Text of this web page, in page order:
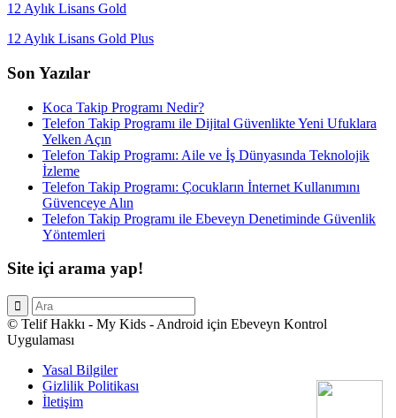
12 Aylık Lisans Gold
12 Aylık Lisans Gold Plus
Son Yazılar
Koca Takip Programı Nedir?
Telefon Takip Programı ile Dijital Güvenlikte Yeni Ufuklara
Yelken Açın
Telefon Takip Programı: Aile ve İş Dünyasında Teknolojik
İzleme
Telefon Takip Programı: Çocukların İnternet Kullanımını
Güvenceye Alın
Telefon Takip Programı ile Ebeveyn Denetiminde Güvenlik
Yöntemleri
Site içi arama yap!
© Telif Hakkı - My Kids - Android için Ebeveyn Kontrol
Uygulaması
Yasal Bilgiler
Gizlilik Politikası
İletişim